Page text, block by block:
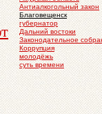
Антиалкогольный закон
Благовещенск
губернатор
Дальний востоки
Законодательное
Коррупция
молодёжь
суть времени